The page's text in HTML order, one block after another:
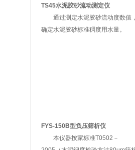
TS45水泥胶砂流动测定仪
通过测定水泥胶砂流动度数值
确定水泥胶砂标准稠度用水量。
FYS-150B型负压筛析仪
本仪器按家标准T0502－